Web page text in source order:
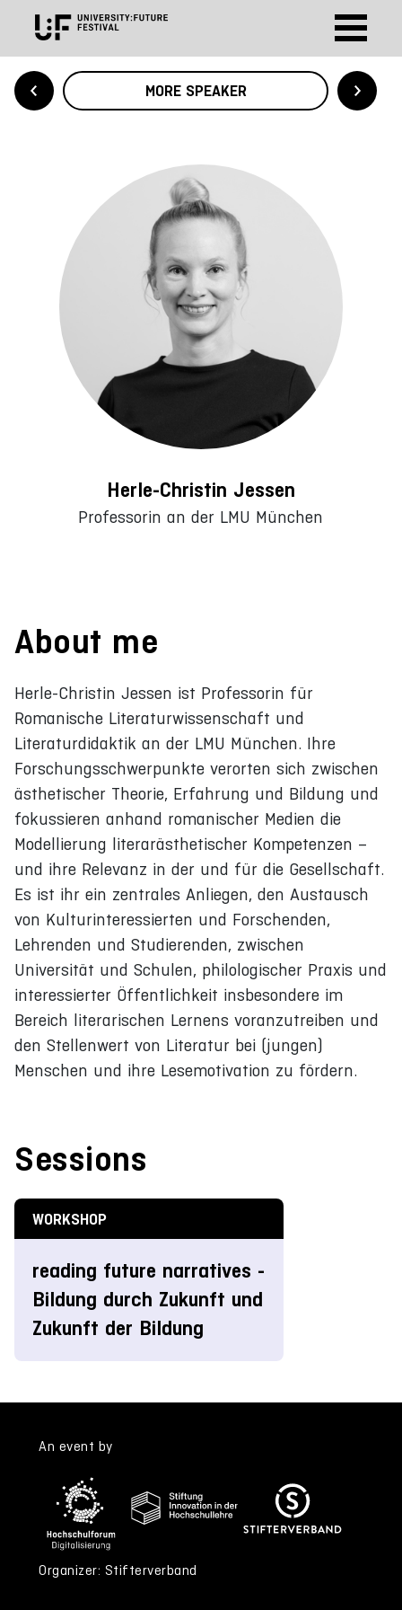
MORE SPEAKER
Herle-Christin Jessen
Professorin an der LMU München
About me
Herle-Christin Jessen ist Professorin für
Romanische Literaturwissenschaft und
Literaturdidaktik an der LMU München. Ihre
Forschungsschwerpunkte verorten sich zwischen
ästhetischer Theorie, Erfahrung und Bildung und
fokussieren anhand romanischer Medien die
Modellierung literarästhetischer Kompetenzen –
und ihre Relevanz in der und für die Gesellschaft.
Es ist ihr ein zentrales Anliegen, den Austausch
von Kulturinteressierten und Forschenden,
Lehrenden und Studierenden, zwischen
Universität und Schulen, philologischer Praxis und
interessierter Öffentlichkeit insbesondere im
Bereich literarischen Lernens voranzutreiben und
den Stellenwert von Literatur bei (jungen)
Menschen und ihre Lesemotivation zu fördern.
Sessions
WORKSHOP
reading future narratives -
Bildung durch Zukunft und
Zukunft der Bildung
An event by
Organizer: Stifterverband